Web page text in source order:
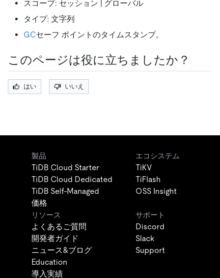
スコープ: セッション | グローバル
タイプ: 文字列
GCセーフ ポイントのタイムスタンプ。
このページは役に立ちましたか？
はい いいえ
製品
TiDB Cloud Starter
TiDB Cloud Dedicated
TiDB Self-Managed
価格
エコシステム
TiKV
TiFlash
OSS Insight
リソース
よくあるご質問
開発者ガイド
ニュース&ブログ
Education
導入実績
サポート
Discord
Slack
Support